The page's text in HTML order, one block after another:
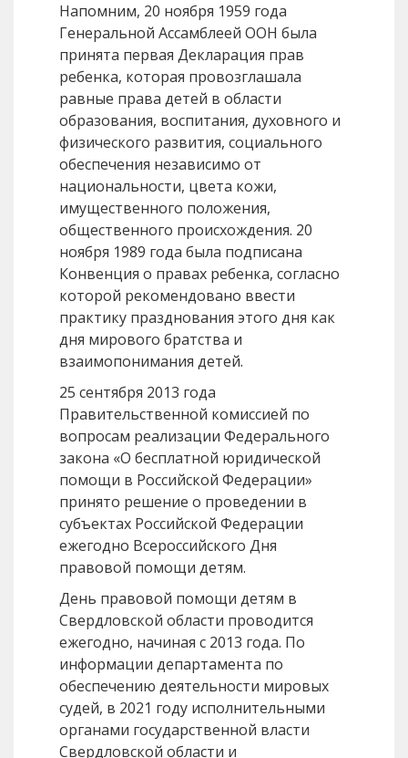
Напомним, 20 ноября 1959 года
Генеральной Ассамблеей ООН была
принята первая Декларация прав
ребенка, которая провозглашала
равные права детей в области
образования, воспитания, духовного и
физического развития, социального
обеспечения независимо от
национальности, цвета кожи,
имущественного положения,
общественного происхождения. 20
ноября 1989 года была подписана
Конвенция о правах ребенка, согласно
которой рекомендовано ввести
практику празднования этого дня как
дня мирового братства и
взаимопонимания детей.
25 сентября 2013 года
Правительственной комиссией по
вопросам реализации Федерального
закона «О бесплатной юридической
помощи в Российской Федерации»
принято решение о проведении в
субъектах Российской Федерации
ежегодно Всероссийского Дня
правовой помощи детям.
День правовой помощи детям в
Свердловской области проводится
ежегодно, начиная с 2013 года. По
информации департамента по
обеспечению деятельности мировых
судей, в 2021 году исполнительными
органами государственной власти
Свердловской области и